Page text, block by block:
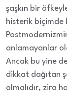
şaşkın bir
histerik biçimde
anlamayanlar
Ancak bu yine
dikkat dağıtan
olmalıdır, zira